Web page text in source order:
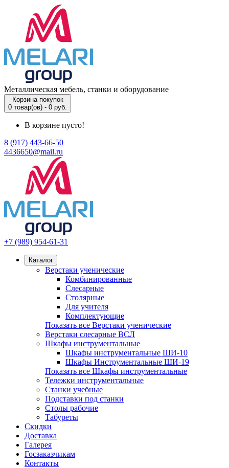
Металлическая мебель, станки и оборудование
Корзина покупок
0 товар(ов) - 0 руб.
В корзине пусто!
8 (917) 443-66-50
4436650@mail.ru
+7 (989) 954-61-31
Каталог
Верстаки ученические
Комбинированные
Слесарные
Столярные
Для учителя
Комплектующие
Показать все Верстаки ученические
Верстаки слесарные ВСЛ
Шкафы инструментальные
Шкафы инструментальные ШИ-10
Шкафы Инструментальные ШИ-19
Показать все Шкафы инструментальные
Тележки инструментальные
Станки учебные
Подставки под станки
Столы рабочие
Табуреты
Скидки
Доставка
Галерея
Госзаказчикам
Контакты